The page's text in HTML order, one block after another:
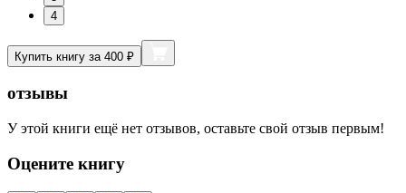
4
Купить книгу за 400 ₽
отзывы
У этой книги ещё нет отзывов, оставьте свой отзыв первым!
Оцените книгу